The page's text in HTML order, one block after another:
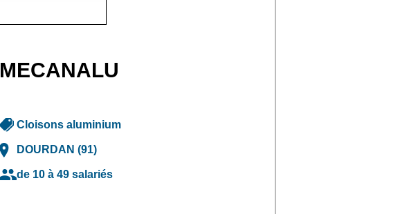
MECANALU
Cloisons aluminium
DOURDAN (91)
de 10 à 49 salariés